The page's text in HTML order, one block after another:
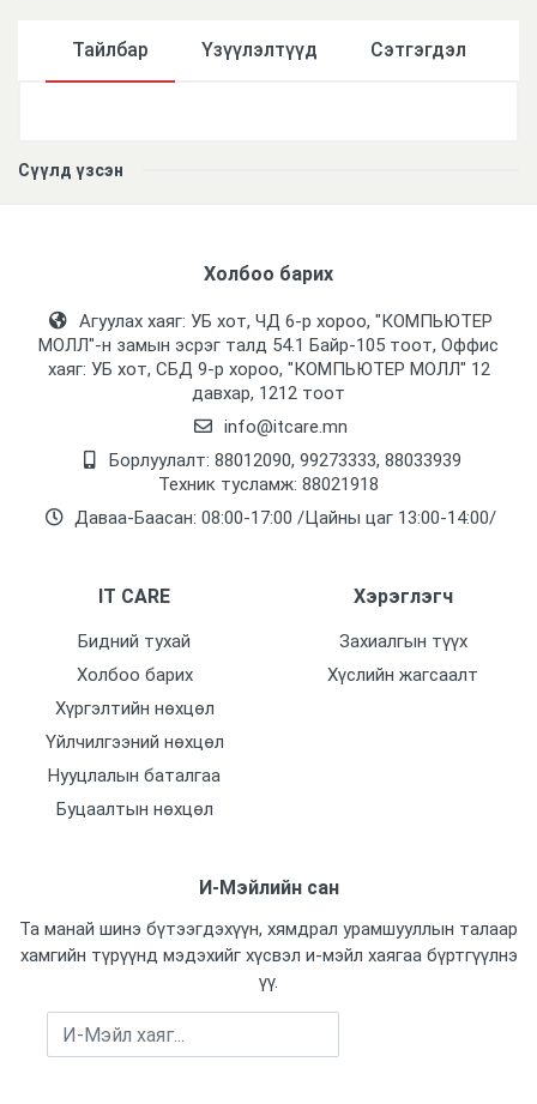
Тайлбар Үзүүлэлтүүд Сэтгэгдэл
Сүүлд үзсэн
Холбоо барих
Агуулах хаяг: УБ хот, ЧД 6-р хороо, "КОМПЬЮТЕР
МОЛЛ᠌"-н замын эсрэг талд 54.1 Байр-105 тоот, Оффис
хаяг: УБ хот, СБД 9-р хороо, "КОМПЬЮТЕР МОЛЛ᠌" 12
давхар, 1212 тоот
info@itcare.mn
Борлуулалт: 88012090, 99273333, 88033939
Техник тусламж: 88021918
Даваа-Баасан: 08:00-17:00 /Цайны цаг 13:00-14:00/
IT CARE
Бидний тухай
Холбоо барих
Хүргэлтийн нөхцөл
Үйлчилгээний нөхцөл
Нууцлалын баталгаа
Буцаалтын нөхцөл
Хэрэглэгч
Захиалгын түүх
Хүслийн жагсаалт
И-Мэйлийн сан
Та манай шинэ бүтээгдэхүүн, хямдрал урамшууллын талаар
хамгийн түрүүнд мэдэхийг хүсвэл и-мэйл хаягаа бүртгүүлнэ
үү.